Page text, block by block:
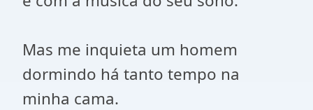
Mas me inquieta um homem
dormindo há tanto tempo na
minha cama.